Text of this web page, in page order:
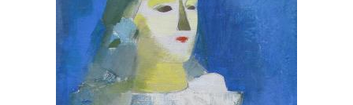
ФРАЄРМАН ТЕОФІЛ
ФРЕЙДІН ОЛЕКСАНДР
ХАСІЛЕВА ІННА
ХЕРСОНСЬКИЙ БОРИС